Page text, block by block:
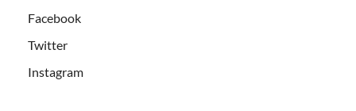
Facebook
Twitter
Instagram